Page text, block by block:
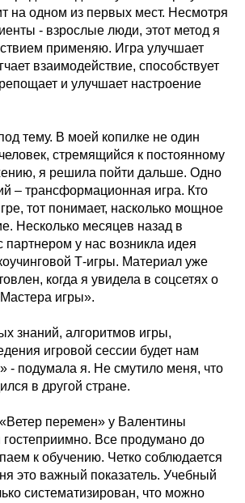
на одном из первых мест. Несмотря
- взрослые люди, этот метод я
применяю. Игра улучшает
взаимодействие, способствует
и улучшает настроение
тему. В моей копилке не один
стремящийся к постоянному
я решила пойти дальше. Одно
– трансформационная игра. Кто
тот понимает, насколько мощное
Несколько месяцев назад в
партнером у нас возникла идея
Т-игры. Материал уже
когда я увидела в соцсетях о
игры».
знаний, алгоритмов игры,
игровой сессии будет нам
- подумала я. Не смутило меня, что
в другой стране.
перемен» у Валентины
гостеприимно. Все продумано до
к обучению. Четко соблюдается
это важный показатель. Учебный
систематизирован, что можно